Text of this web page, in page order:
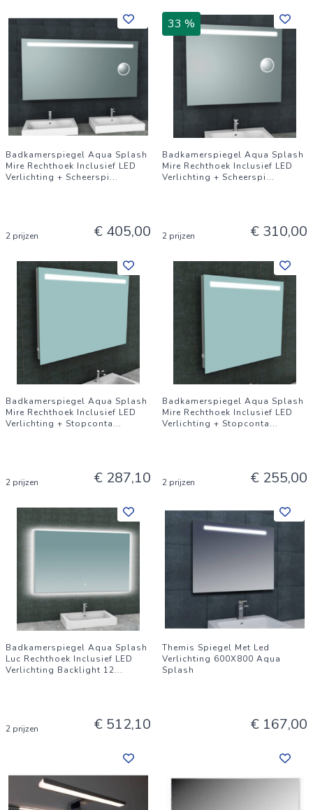
Badkamerspiegel Aqua Splash
Mire Rechthoek Inclusief LED
Verlichting + Scheerspi...
2 prijzen € 405,00
33 %
Badkamerspiegel Aqua Splash
Mire Rechthoek Inclusief LED
Verlichting + Scheerspi...
2 prijzen € 310,00
Badkamerspiegel Aqua Splash
Mire Rechthoek Inclusief LED
Verlichting + Stopconta...
2 prijzen € 287,10
Badkamerspiegel Aqua Splash
Mire Rechthoek Inclusief LED
Verlichting + Stopconta...
2 prijzen € 255,00
Badkamerspiegel Aqua Splash
Luc Rechthoek Inclusief LED
Verlichting Backlight 12...
2 prijzen € 512,10
Themis Spiegel Met Led
Verlichting 600X800 Aqua
Splash
€ 167,00